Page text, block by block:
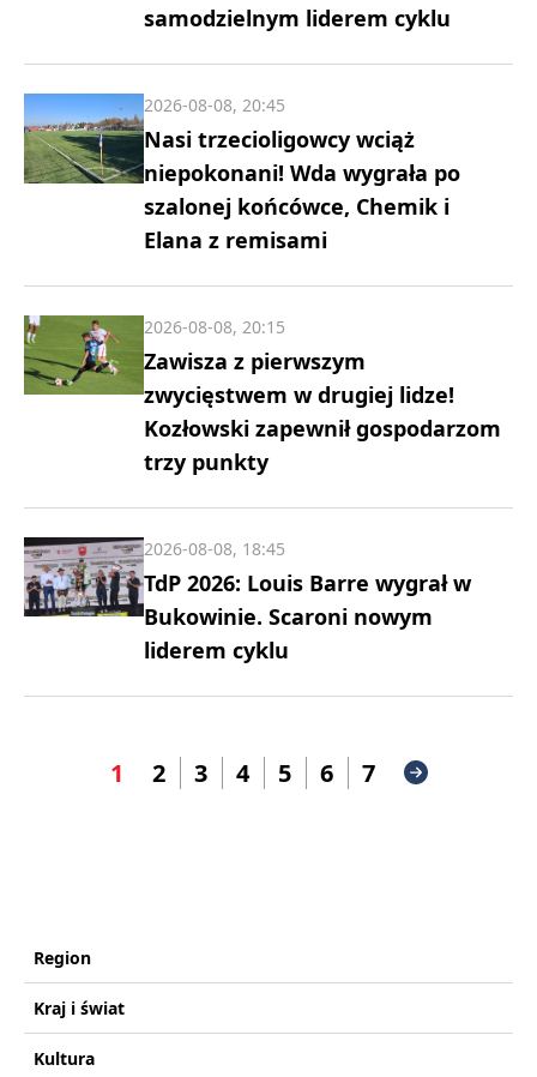
samodzielnym liderem cyklu
Nasi trzecioligowcy wciąż
niepokonani! Wda wygrała po
szalonej końcówce, Chemik i
Elana z remisami
2026-08-08, 20:45
Zawisza z pierwszym
zwycięstwem w drugiej lidze!
Kozłowski zapewnił gospodarzom
trzy punkty
2026-08-08, 20:15
TdP 2026: Louis Barre wygrał w
Bukowinie. Scaroni nowym
liderem cyklu
2026-08-08, 18:45
1 2 3 4 5 6 7
Region
Kraj i świat
Kultura